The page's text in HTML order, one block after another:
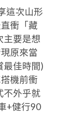
這次山形
衝「藏
主要是想
原來當
最佳時間)
機前衝
不外乎就
+健行90